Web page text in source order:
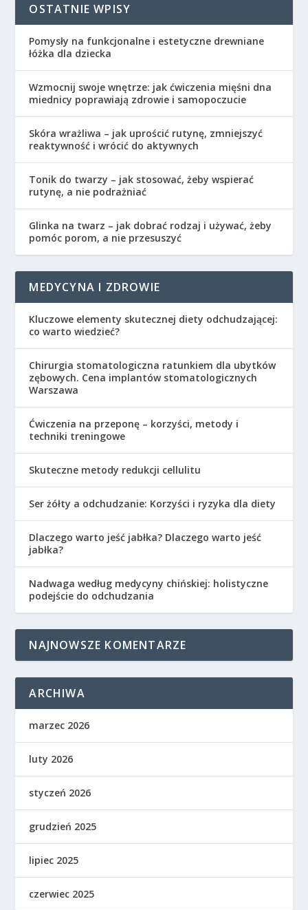
OSTATNIE WPISY
Pomysły na funkcjonalne i estetyczne drewniane
łóżka dla dziecka
Wzmocnij swoje wnętrze: jak ćwiczenia mięśni dna
miednicy poprawiają zdrowie i samopoczucie
Skóra wrażliwa – jak uprościć rutynę, zmniejszyć
reaktywność i wrócić do aktywnych
Tonik do twarzy – jak stosować, żeby wspierać
rutynę, a nie podrażniać
Glinka na twarz – jak dobrać rodzaj i używać, żeby
pomóc porom, a nie przesuszyć
MEDYCYNA I ZDROWIE
Kluczowe elementy skutecznej diety odchudzającej:
co warto wiedzieć?
Chirurgia stomatologiczna ratunkiem dla ubytków
zębowych. Cena implantów stomatologicznych
Warszawa
Ćwiczenia na przeponę – korzyści, metody i
techniki treningowe
Skuteczne metody redukcji cellulitu
Ser żółty a odchudzanie: Korzyści i ryzyka dla diety
Dlaczego warto jeść jabłka? Dlaczego warto jeść
jabłka?
Nadwaga według medycyny chińskiej: holistyczne
podejście do odchudzania
NAJNOWSZE KOMENTARZE
ARCHIWA
marzec 2026
luty 2026
styczeń 2026
grudzień 2025
lipiec 2025
czerwiec 2025